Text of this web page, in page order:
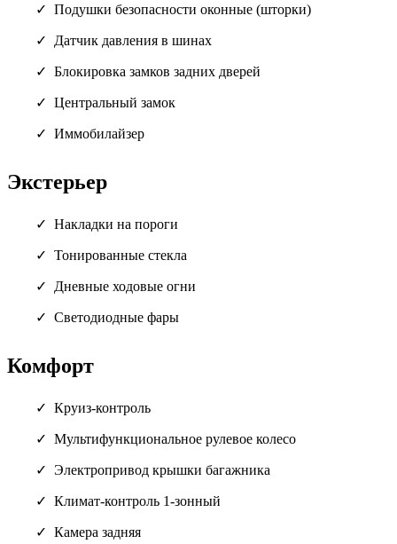
Подушки безопасности оконные (шторки)
Датчик давления в шинах
Блокировка замков задних дверей
Центральный замок
Иммобилайзер
Экстерьер
Накладки на пороги
Тонированные стекла
Дневные ходовые огни
Светодиодные фары
Комфорт
Круиз-контроль
Мультифункциональное рулевое колесо
Электропривод крышки багажника
Климат-контроль 1-зонный
Камера задняя